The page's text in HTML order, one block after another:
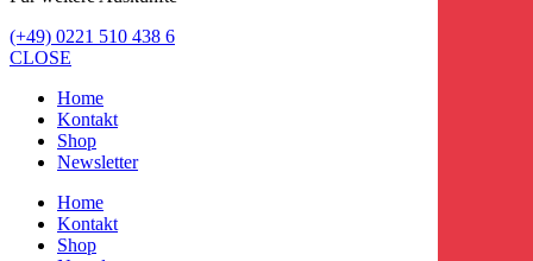
(+49) 0221 510 438 6
CLOSE
Home
Kontakt
Shop
Newsletter
Home
Kontakt
Shop